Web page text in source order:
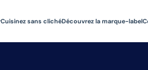
Cuisinez sans clichéDécouvrez la marque-label